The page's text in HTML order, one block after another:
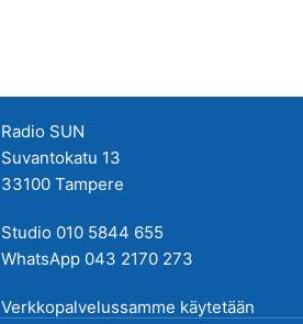
Tiistaitanssit klo 19-21
VIIKONLOPUN MENOVINKIT
Radio SUN
Suvantokatu 13
33100 Tampere
Studio 010 5844 655
WhatsApp 043 2170 273
Verkkopalvelussamme käytetään